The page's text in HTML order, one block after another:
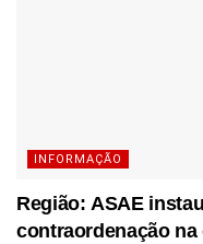
INFORMAÇÃO
Região: ASAE
contraordenação na